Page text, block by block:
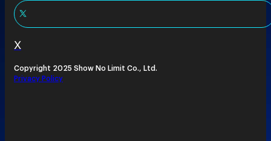
X
Copyright 2025 Show No Limit Co., Ltd.
Privacy Policy